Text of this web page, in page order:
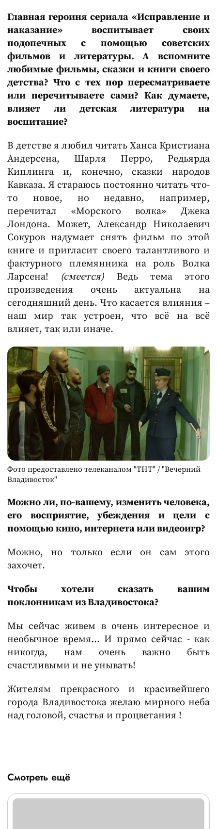
Главная героиня сериала «Исправление и
наказание» воспитывает своих
подопечных с помощью советских
фильмов и литературы. А вспомните
любимые фильмы, сказки и книги своего
детства? Что с тех пор пересматриваете
или перечитываете сами? Как думаете,
влияет ли детская литература на
воспитание?
В детстве я любил читать Ханса Кристиана
Андерсена, Шарля Перро, Редьярда
Киплинга и, конечно, сказки народов
Кавказа. Я стараюсь постоянно читать что-
то новое, но недавно, например,
перечитал «Морского волка» Джека
Лондона. Может, Александр Николаевич
Сокуров надумает снять фильм по этой
книге и пригласит своего талантливого и
фактурного племянника на роль Волка
Ларсена! (смеется) Ведь тема этого
произведения очень актуальна на
сегодняшний день. Что касается влияния –
наш мир так устроен, что всё на всё
влияет, так или иначе.
Фото предоставлено телеканалом "ТНТ" / "Вечерний
Владивосток"
Можно ли, по-вашему, изменить человека,
его восприятие, убеждения и цели с
помощью кино, интернета или видеоигр?
Можно, но только если он сам этого
захочет.
Чтобы хотели сказать вашим
поклонникам из Владивостока?
Мы сейчас живем в очень интересное и
необычное время… И прямо сейчас - как
никогда, нам очень важно быть
счастливыми и не унывать!
Жителям прекрасного и красивейшего
города Владивостока желаю мирного неба
над головой, счастья и процветания !
Смотреть ещё